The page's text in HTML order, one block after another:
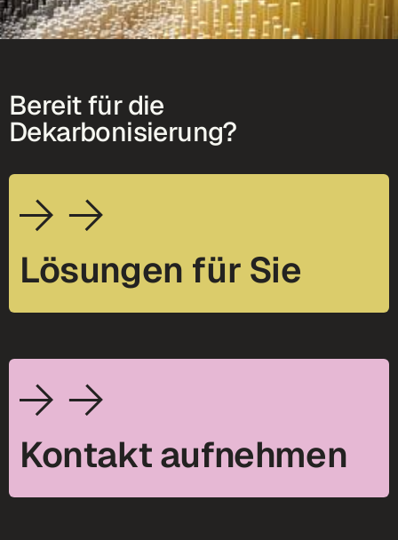
Bereit für die
Dekarbonisierung?
Lösungen für Sie
Kontakt aufnehmen